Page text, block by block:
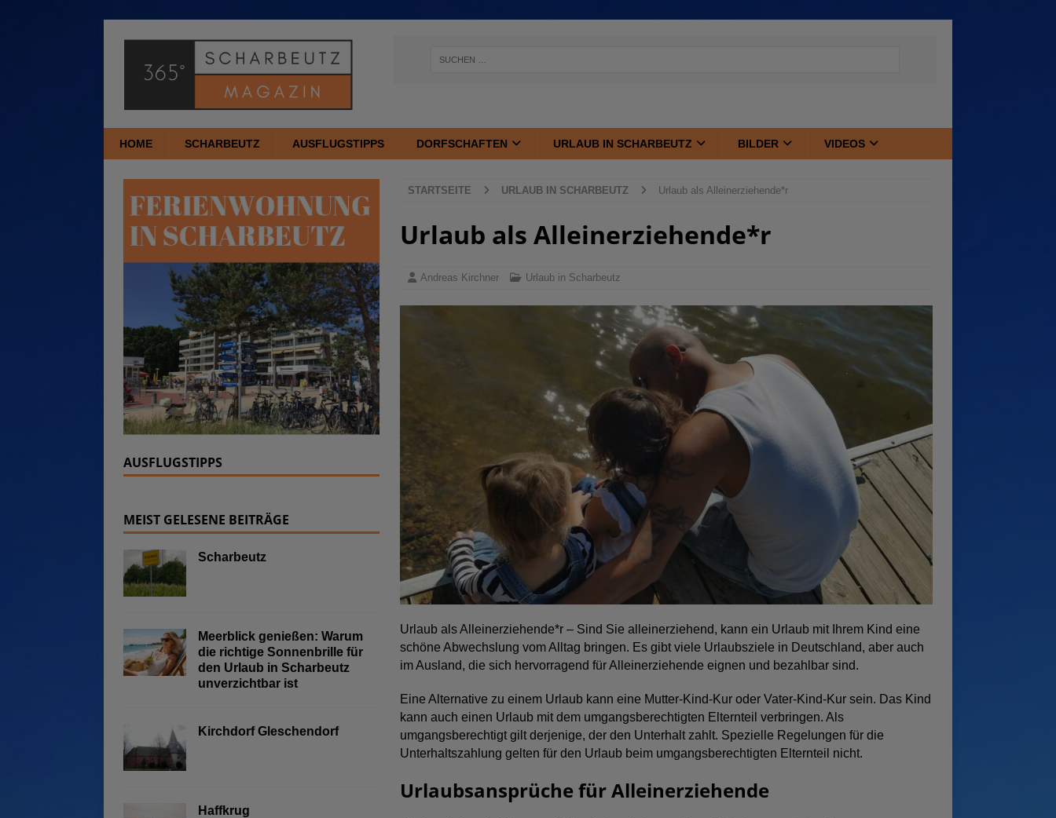
HOME SCHARBEUTZ AUSFLUGSTIPPS DORFSCHAFTEN URLAUB IN SCHARBEUTZ BILDER VIDEOS
STARTSEITE URLAUB IN SCHARBEUTZ Urlaub als Alleinerziehende*r
Urlaub als Alleinerziehende*r
Andreas Kirchner Urlaub in Scharbeutz
Urlaub als Alleinerziehende*r – Sind Sie alleinerziehend, kann ein Urlaub mit Ihrem Kind eine
schöne Abwechslung vom Alltag bringen. Es gibt viele Urlaubsziele in Deutschland, aber auch
im Ausland, die sich hervorragend für Alleinerziehende eignen und bezahlbar sind.
Eine Alternative zu einem Urlaub kann eine Mutter-Kind-Kur oder Vater-Kind-Kur sein. Das Kind
kann auch einen Urlaub mit dem umgangsberechtigten Elternteil verbringen. Als
umgangsberechtigt gilt derjenige, der den Unterhalt zahlt. Spezielle Regelungen für die
Unterhaltszahlung gelten für den Urlaub beim umgangsberechtigten Elternteil nicht.
Urlaubsansprüche für Alleinerziehende
AUSFLUGSTIPPS
MEIST GELESENE BEITRÄGE
Scharbeutz
Meerblick genießen: Warum
die richtige Sonnenbrille für
den Urlaub in Scharbeutz
unverzichtbar ist
Kirchdorf Gleschendorf
Haffkrug